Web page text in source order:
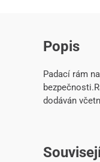
Popis
Padací rám
dodáván